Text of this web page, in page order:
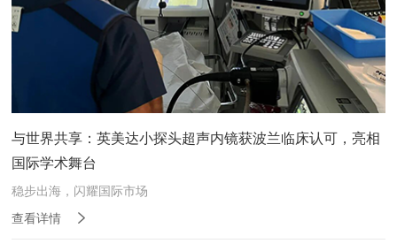
与世界共享：英美达小探头超声内镜获波兰临床认可，亮相
国际学术舞台
稳步出海，闪耀国际市场
查看详情